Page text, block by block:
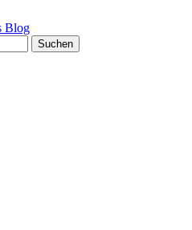
Humanities
digital humanities